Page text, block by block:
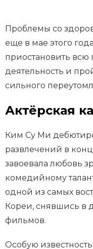
Проблемы со
еще в мае этого
приостановить
деятельность и
сильного
Актёрская
Ким Су Ми
развлечений в
завоевала любовь
комедийному
одной из самых
Кореи, снявшись в
фильмов.
Особую